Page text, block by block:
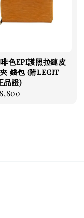
色EPI護照拉鏈皮
錢包 (附LEGIT
品證)